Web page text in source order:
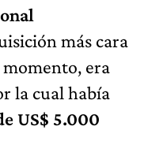
más cara
era
la cual había
US$ 5.000